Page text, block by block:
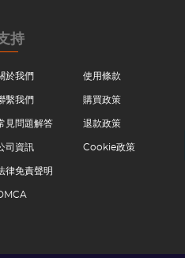
持
於我們
繫我們
見問題解答
司資訊
律免責聲明
使用條款
購買政策
退款政策
Cookie政策